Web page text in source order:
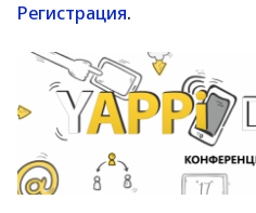
Регистрация.